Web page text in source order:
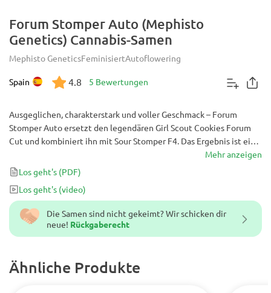
Forum Stomper Auto (Mephisto
Genetics) Cannabis-Samen
Mephisto GeneticsFeminisiertAutoflowering
Spain 4.8 5 Bewertungen
Die Samen sind nicht gekeimt? Wir schicken dir
neue! Rückgaberecht
Ähnliche Produkte
Ausgeglichen, charakterstark und voller Geschmack – Forum
Stomper Auto ersetzt den legendären Girl Scout Cookies Forum
Cut und kombiniert ihn mit Sour Stomper F4. Das Ergebnis ist ein
Hybrid mit ausgeglichenem 50/50 Indica-Sativa-Verhältnis und
einem fruchtig-würzig-funkigen Geschmacksprofil. Diese
kompakte Pflanze eignet sich perfekt für gesellige Sessions,
entspannte Abende und alle Grower, die erstklassige Genetik in
einem unkomplizierten, schnell wachsenden Format suchen.
Mehr anzeigen
Los geht's (PDF)
Los geht's (video)